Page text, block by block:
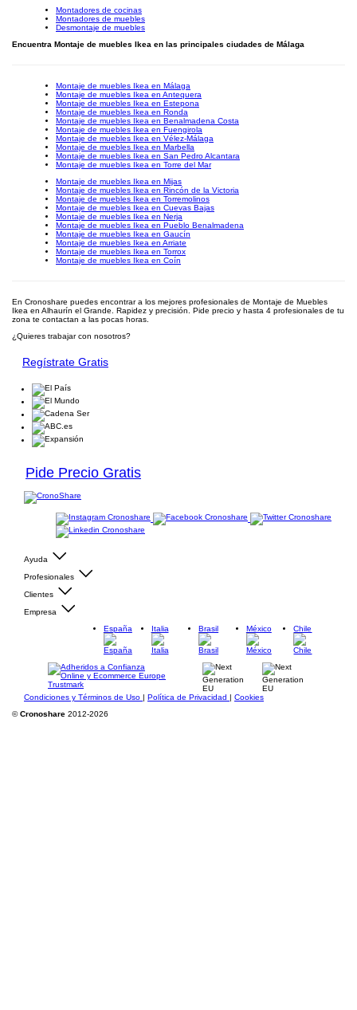
Montadores de cocinas
Montadores de muebles
Desmontaje de muebles
Encuentra Montaje de muebles Ikea en las principales ciudades de Málaga
Montaje de muebles Ikea en Málaga
Montaje de muebles Ikea en Antequera
Montaje de muebles Ikea en Estepona
Montaje de muebles Ikea en Ronda
Montaje de muebles Ikea en Benalmadena Costa
Montaje de muebles Ikea en Fuengirola
Montaje de muebles Ikea en Vélez-Málaga
Montaje de muebles Ikea en Marbella
Montaje de muebles Ikea en San Pedro Alcantara
Montaje de muebles Ikea en Torre del Mar
Montaje de muebles Ikea en Mijas
Montaje de muebles Ikea en Rincón de la Victoria
Montaje de muebles Ikea en Torremolinos
Montaje de muebles Ikea en Cuevas Bajas
Montaje de muebles Ikea en Nerja
Montaje de muebles Ikea en Pueblo Benalmadena
Montaje de muebles Ikea en Gaucín
Montaje de muebles Ikea en Arriate
Montaje de muebles Ikea en Torrox
Montaje de muebles Ikea en Coín
En Cronoshare puedes encontrar a los mejores profesionales de Montaje de Muebles
Ikea en Alhaurín el Grande. Rapidez y precisión. Pide precio y hasta 4 profesionales de tu
zona te contactan a las pocas horas.
¿Quieres trabajar con nosotros?
Regístrate Gratis
Pide Precio Gratis
Ayuda
Profesionales
Clientes
Empresa
España
Italia Brasil México Chile
Condiciones y Términos de Uso | Política de Privacidad | Cookies
©Cronoshare 2012-2026